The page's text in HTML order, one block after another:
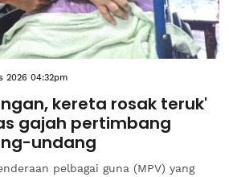
2026 04:32pm
kereta rosak teruk'
gajah pertimbang
undang
pelbagai guna (MPV) yang